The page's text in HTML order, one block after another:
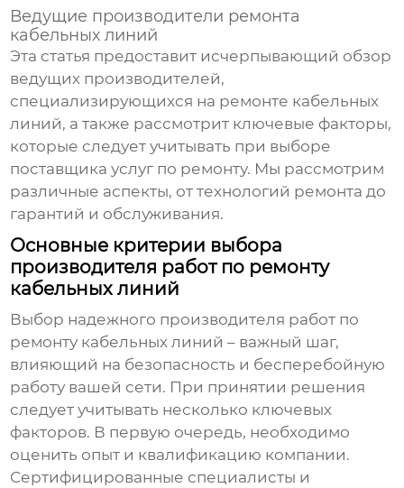
Ведущие производители ремонта
кабельных линий
Эта статья предоставит исчерпывающий обзор
ведущих производителей,
специализирующихся на ремонте кабельных
линий, а также рассмотрит ключевые факторы,
которые следует учитывать при выборе
поставщика услуг по ремонту. Мы рассмотрим
различные аспекты, от технологий ремонта до
гарантий и обслуживания.
Основные критерии выбора
производителя работ по ремонту
кабельных линий
Выбор надежного производителя работ по
ремонту кабельных линий – важный шаг,
влияющий на безопасность и бесперебойную
работу вашей сети. При принятии решения
следует учитывать несколько ключевых
факторов. В первую очередь, необходимо
оценить опыт и квалификацию компании.
Сертифицированные специалисты и